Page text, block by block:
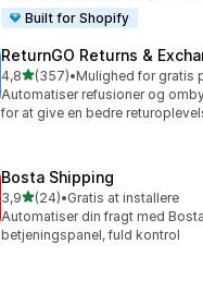
Built for Shopify
ReturnGO Returns &
4,8ud af 5 stjerner
(357)
357 anmeldelser i alt
•
Automatiser refusioner og
for at give en bedre
Bosta Shipping
3,9ud af 5 stjerner
(24)
24 anmeldelser i alt
•Gratis at installere
Automatiser din fragt med
betjeningspanel, fuld kontrol